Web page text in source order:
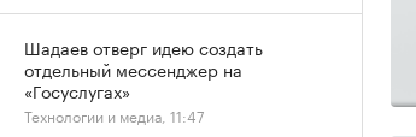
Шадаев отверг идею создать
отдельный мессенджер на
«Госуслугах»
Технологии и медиа, 11:47